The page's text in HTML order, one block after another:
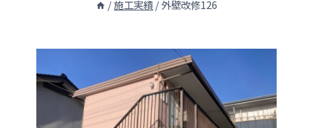
/施工実績/外壁改修126